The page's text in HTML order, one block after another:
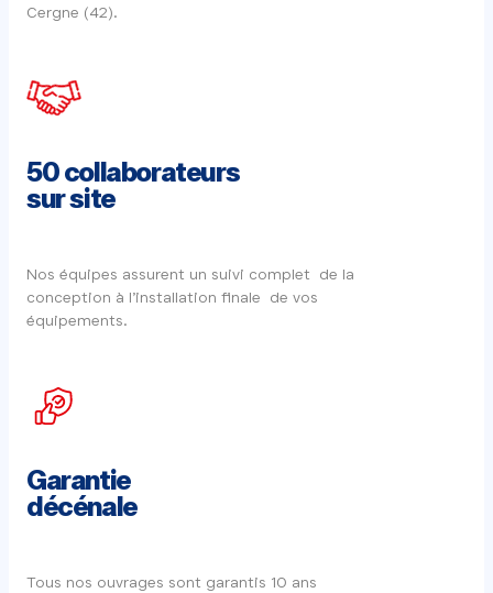
Cergne (42).
50 collaborateurs
sur site
Nos équipes assurent un suivi complet de la
conception à l’installation finale de vos
équipements.
Garantie
décénale
Tous nos ouvrages sont garantis 10 ans